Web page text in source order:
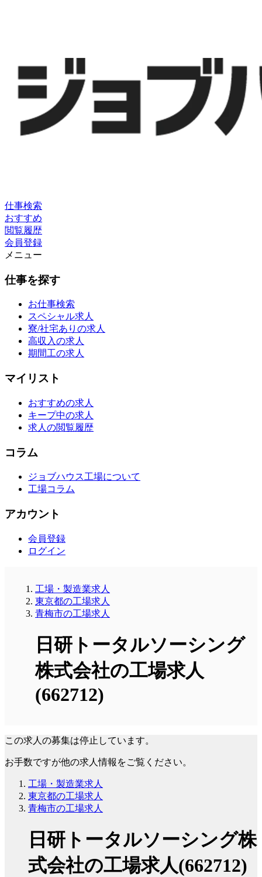
仕事検索
おすすめ
閲覧履歴
会員登録
メニュー
仕事を探す
お仕事検索
スペシャル求人
寮/社宅ありの求人
高収入の求人
期間工の求人
マイリスト
おすすめの求人
キープ中の求人
求人の閲覧履歴
コラム
ジョブハウス工場について
工場コラム
アカウント
会員登録
ログイン
工場・製造業求人
東京都の工場求人
青梅市の工場求人
日研トータルソーシング
株式会社の工場求人
(662712)
この求人の募集は停止しています。
お手数ですが他の求人情報をご覧ください。
工場・製造業求人
東京都の工場求人
青梅市の工場求人
日研トータルソーシング株
式会社の工場求人(662712)